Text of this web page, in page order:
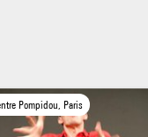
Pompidou, Paris